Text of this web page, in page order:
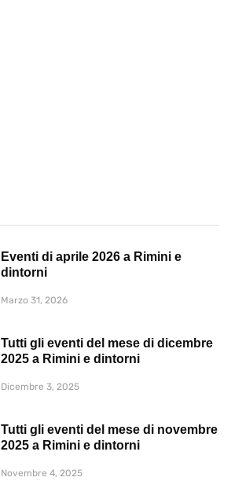
Eventi di aprile 2026 a Rimini e
dintorni
Marzo 31, 2026
Tutti gli eventi del mese di dicembre
2025 a Rimini e dintorni
Dicembre 3, 2025
Tutti gli eventi del mese di novembre
2025 a Rimini e dintorni
Novembre 4, 2025